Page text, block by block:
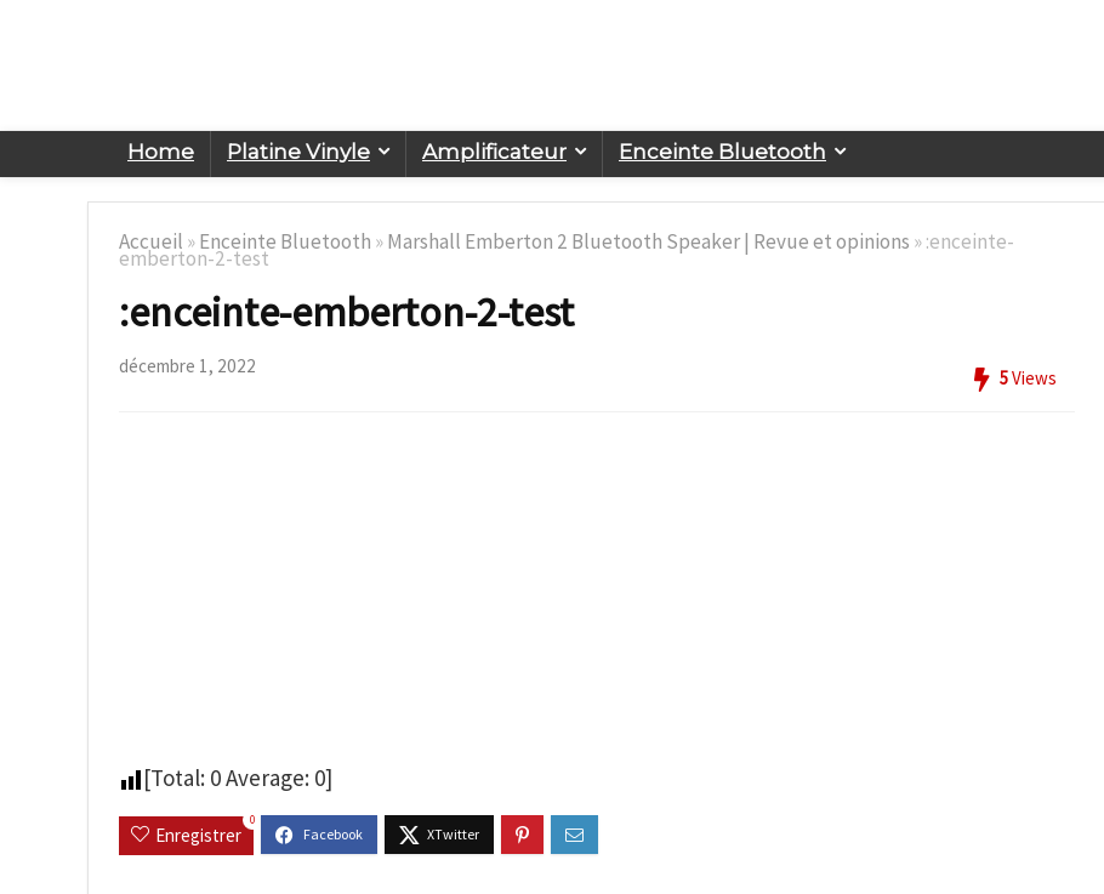
Home Platine Vinyle Amplificateur Enceinte Bluetooth
Accueil »Enceinte Bluetooth »Marshall Emberton 2 Bluetooth Speaker | Revue et opinions »:enceinte-
emberton-2-test
:enceinte-emberton-2-test
décembre 1, 2022
5Views
[Total: 0Average: 0]
Enregistrer
0